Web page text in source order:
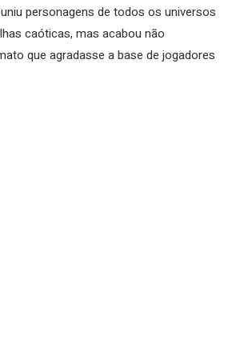
personagens de todos os universos
caóticas, mas acabou não
que agradasse a base de jogadores